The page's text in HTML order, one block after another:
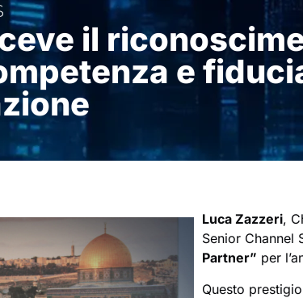
il
e
Luca Zazzeri,
Senior Channel
Partner” per
Questo